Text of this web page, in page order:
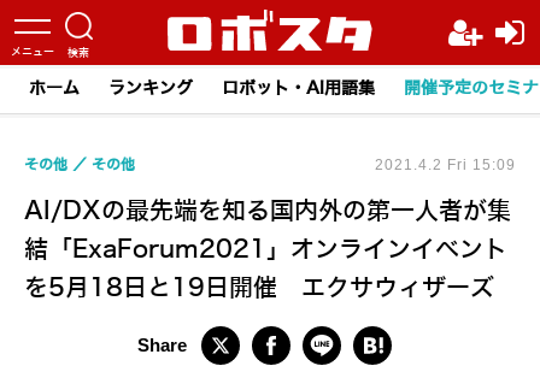
ホーム ランキング ロボット・AI用語集 開催予定のセミ
AI/DXの最先端を知る国内外の第一人者が集
結「ExaForum2021」オンラインイベント
を5月18日と19日開催 エクサウィザーズ
その他 その他 2021.4.2 Fri 15:09